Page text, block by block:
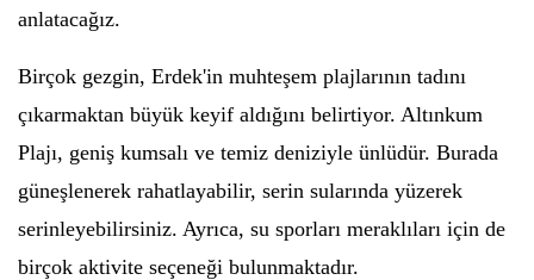
anlatacağız.
Birçok gezgin, Erdek'in muhteşem plajlarının tadını
çıkarmaktan büyük keyif aldığını belirtiyor. Altınkum
Plajı, geniş kumsalı ve temiz deniziyle ünlüdür. Burada
güneşlenerek rahatlayabilir, serin sularında yüzerek
serinleyebilirsiniz. Ayrıca, su sporları meraklıları için de
birçok aktivite seçeneği bulunmaktadır.